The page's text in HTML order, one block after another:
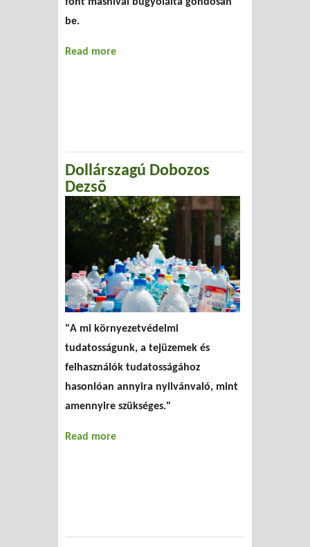
be.
Read more
Dollárszagú Dobozos
Dezsõ
"A mi környezetvédelmi
tudatosságunk, a tejüzemek és
felhasználók tudatosságához
hasonlóan annyira nyilvánvaló, mint
amennyire szükséges."
Read more